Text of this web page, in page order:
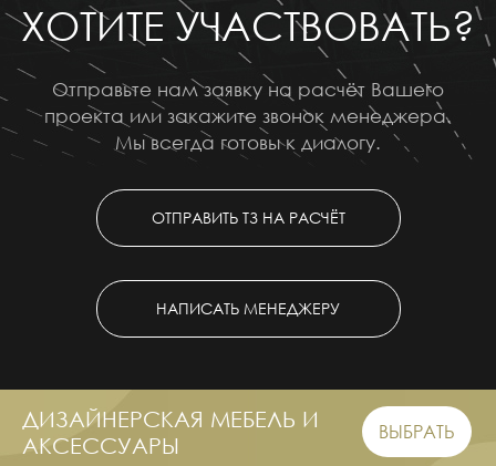
ХОТИТЕ УЧАСТВОВАТЬ?
Отправьте нам заявку на расчёт Вашего
проекта или закажите звонок менеджера.
Мы всегда готовы к диалогу.
ОТПРАВИТЬ ТЗ НА РАСЧЁТ
НАПИСАТЬ МЕНЕДЖЕРУ
ДИЗАЙНЕРСКАЯ МЕБЕЛЬ И
АКСЕССУАРЫ
ВЫБРАТЬ